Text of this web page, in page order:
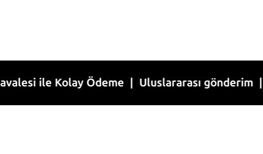
Kolay Ödeme | Uluslararası gönderim | 1-